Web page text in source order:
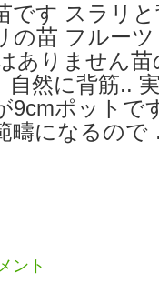
です スラリ
の苗 フルー
ありません
自然に背筋..
9cmポットで
疇になるの
ント